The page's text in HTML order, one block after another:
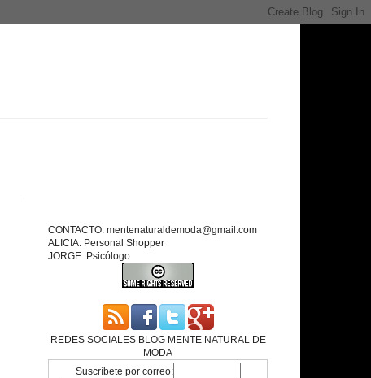
CONTACTO: mentenaturaldemoda@gmail.com
ALICIA: Personal Shopper
JORGE: Psicólogo
REDES SOCIALES BLOG MENTE NATURAL DE
MODA
Suscríbete por correo: